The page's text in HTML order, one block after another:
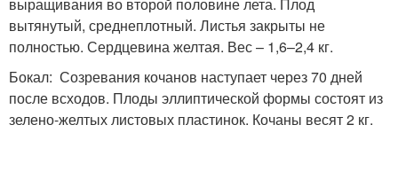
выращивания во второй половине лета. Плод
вытянутый, среднеплотный. Листья закрыты не
полностью. Сердцевина желтая. Вес – 1,6–2,4 кг.
Бокал: Созревания кочанов наступает через 70 дней
после всходов. Плоды эллиптической формы состоят из
зелено-желтых листовых пластинок. Кочаны весят 2 кг.